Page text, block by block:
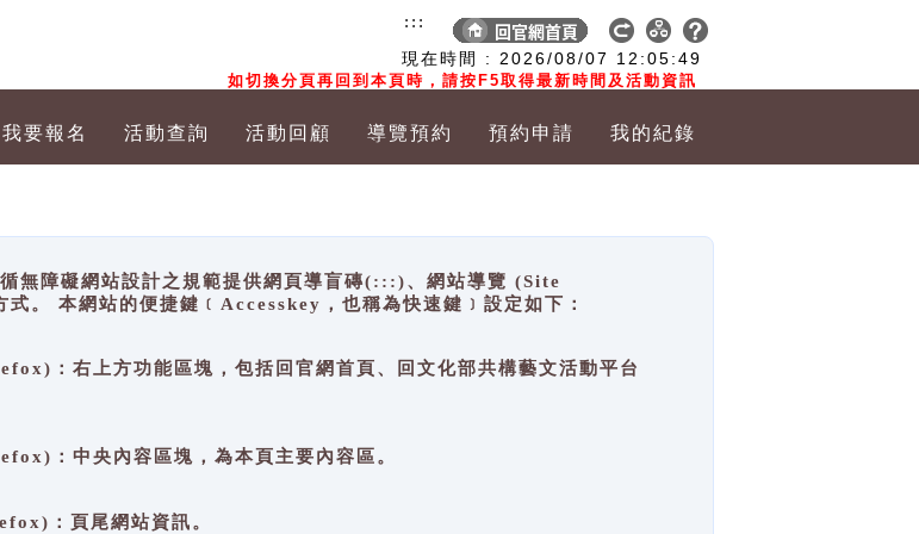
現在時間 : 2026/08/07 12:05:49
如切換分頁再回到本頁時，請按F5取得最新時間及活動資訊
:::
我要報名 活動查詢 活動回顧 導覽預約 預約申請 我的紀錄
無障礙網站設計之規範提供網頁導盲磚(:::)、網站導覽 (Site
本網站的便捷鍵﹝Accesskey，也稱為快速鍵﹞設定如下：
：右上方功能區塊，包括回官網首頁、回文化部共構藝文活動平台
：中央內容區塊，為本頁主要內容區。
：頁尾網站資訊。